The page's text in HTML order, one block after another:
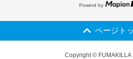
Powerd by
ページト
Copyright © FUMAKILLA